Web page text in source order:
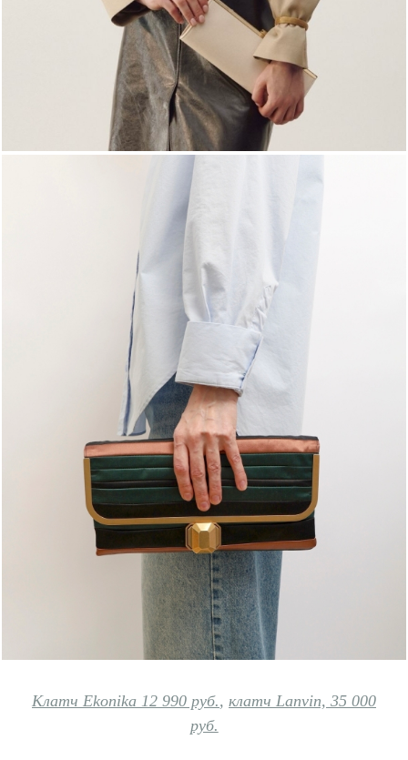
Клатч Ekonika 12 990 руб., клатч Lanvin, 35 000
руб.